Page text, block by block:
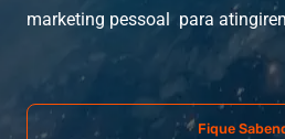
marketing pessoal para
Fique